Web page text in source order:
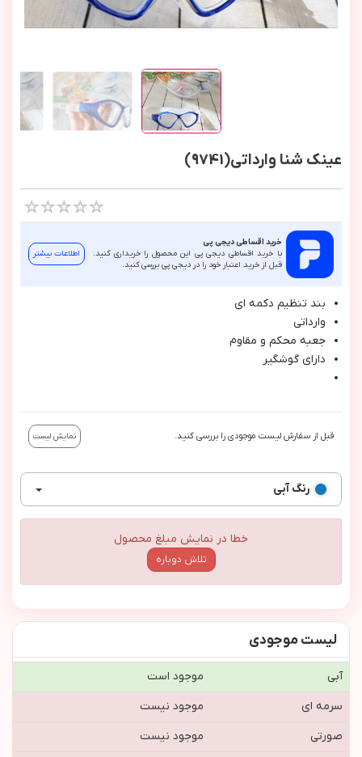
عینک شنا وارداتی(9741)
خرید اقساطی دیجی پی
با خرید اقساطی دیجی پی این محصول را خریداری کنید.
قبل از خرید اعتبار خود را در دیجی پی بررسی کنید.
اطلاعات بیشتر
بند تنظيم دكمه اي
وارداتي
جعبه محكم و مقاوم
داراي گوشگير
قبل از سفارش لیست موجودی را بررسی کنید. نمایش لیست
رنگ آبی
خطا در نمایش مبلغ محصول
تلاش دوباره
لیست موجودی
آبی
موجود است
سرمه ای
موجود نیست
صورتی
موجود نیست